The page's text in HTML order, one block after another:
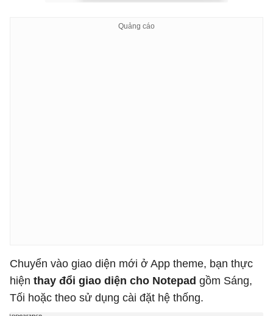
Chuyển vào giao diện mới ở App theme, bạn thực
hiện thay đổi giao diện cho Notepad gồm Sáng,
Tối hoặc theo sử dụng cài đặt hệ thống.